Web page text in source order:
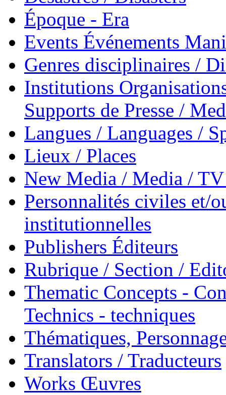
Époque - Era
Events Événements
Genres disciplinaires /
Institutions
Supports de Presse /
Langues / Languages /
Lieux / Places
New Media / Media /
Personnalités civiles et/
institutionnelles
Publishers Éditeurs
Rubrique / Section /
Thematic Concepts -
Technics - techniques
Thématiques,
Translators / Traducteurs
Works Œuvres